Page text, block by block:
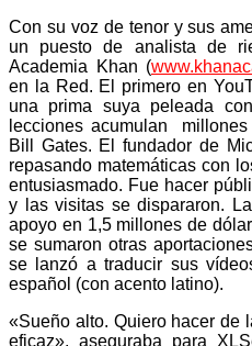
Con su voz de tenor y sus
un puesto de analista de
Academia Khan (
en la Red. El primero en
una prima suya peleada
lecciones acumulan
Bill Gates. El fundador de
repasando matemáticas con
entusiasmado. Fue hacer
y las visitas se dispararon.
apoyo en 1,5 millones de
se sumaron otras
se lanzó a traducir sus
español (con acento latino).
«Sueño alto. Quiero hacer de
eficaz», aseguraba para